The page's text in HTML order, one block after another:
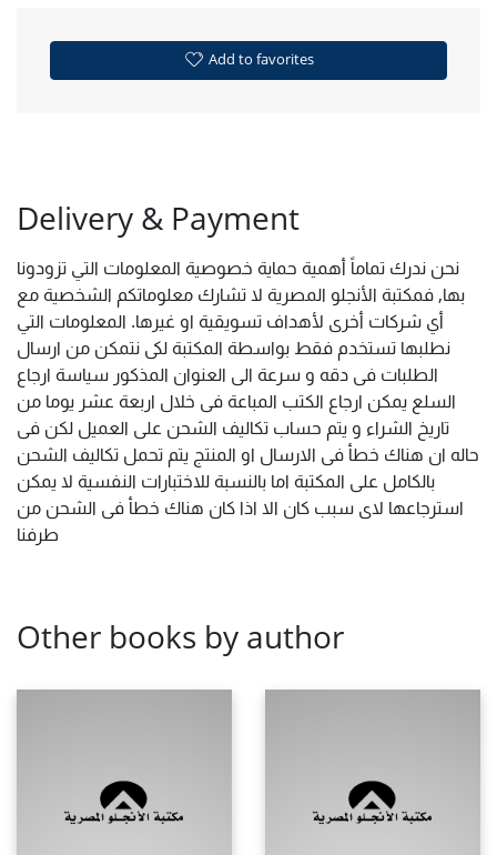
Add to favorites
Delivery & Payment
نحن ندرك تماماً أهمية حماية خصوصية المعلومات التي تزودونا
بها, فمكتبة الأنجلو المصرية لا تشارك معلوماتكم الشخصية مع
أي شركات أخرى لأهداف تسويقية او غيرها. المعلومات التي
نطلبها تستخدم فقط بواسطة المكتبة لكى نتمكن من ارسال
الطلبات فى دقه و سرعة الى العنوان المذكور سياسة ارجاع
السلع يمكن ارجاع الكتب المباعة فى خلال اربعة عشر يوما من
تاريخ الشراء و يتم حساب تكاليف الشحن على العميل لكن فى
حاله ان هناك خطأ فى الارسال او المنتج يتم تحمل تكاليف الشحن
بالكامل على المكتبة اما بالنسبة للاختبارات النفسية لا يمكن
استرجاعها لاى سبب كان الا اذا كان هناك خطأ فى الشحن من
طرفنا
Other books by author